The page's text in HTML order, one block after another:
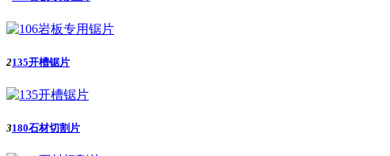
2135开槽锯片
3180石材切割片